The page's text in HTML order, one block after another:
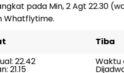
pada Min, 2 Agt 22.30
Whatflytime.
Tiba
22.42
21.15
Waktu